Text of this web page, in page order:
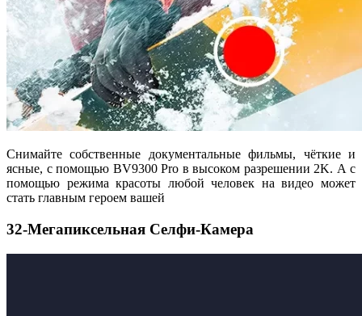
Снимайте собственные документальные фильмы, чёткие и
ясные, с помощью BV9300 Pro в высоком разрешении 2K. А с
помощью режима красоты любой человек на видео может
стать главным героем вашей
32-Мегапиксельная Селфи-Камера